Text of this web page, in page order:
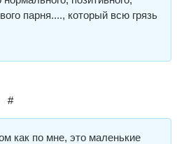
парня...., который всю грязь
#
как по мне, это маленькие